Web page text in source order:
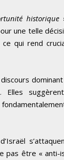
historique
une telle
qui rend
Elles
pas être « anti-